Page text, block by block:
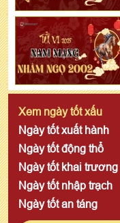
Xem ngày tốt xấu
Ngày tốt xuất hành
Ngày tốt động thổ
Ngày tốt khai trương
Ngày tốt nhập trạch
Ngày tốt an táng